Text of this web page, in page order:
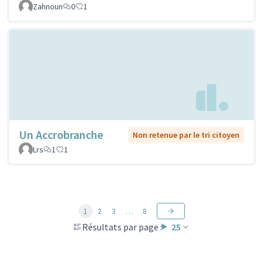
Zahnoun
0 1
Un Accrobranche
Non retenue par le tri citoyen
Lrs
1 1
Résultats par page : 25
1 2 3 … 8